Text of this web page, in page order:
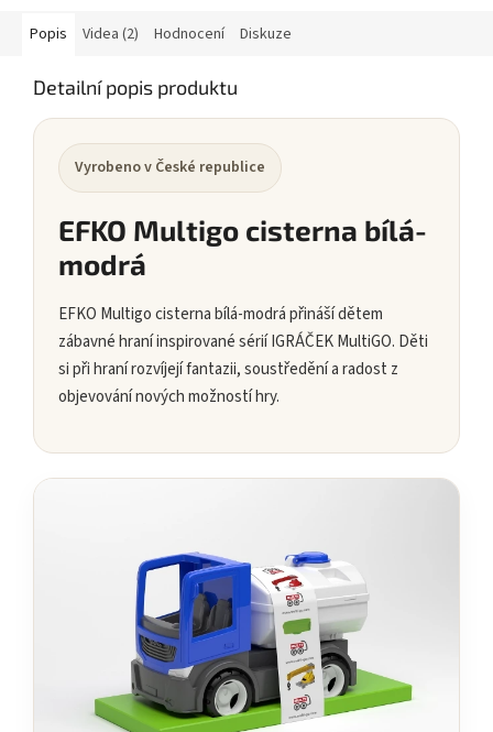
Popis Videa (2) Hodnocení Diskuze
Detailní popis produktu
Vyrobeno v České republice
EFKO Multigo cisterna bílá-
modrá
EFKO Multigo cisterna bílá-modrá přináší dětem
zábavné hraní inspirované sérií IGRÁČEK MultiGO. Děti
si při hraní rozvíjejí fantazii, soustředění a radost z
objevování nových možností hry.